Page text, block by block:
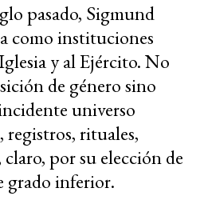
pasado, Sigmund
como instituciones
y al Ejército. No
de género sino
universo
rituales,
por su elección de
grado inferior.